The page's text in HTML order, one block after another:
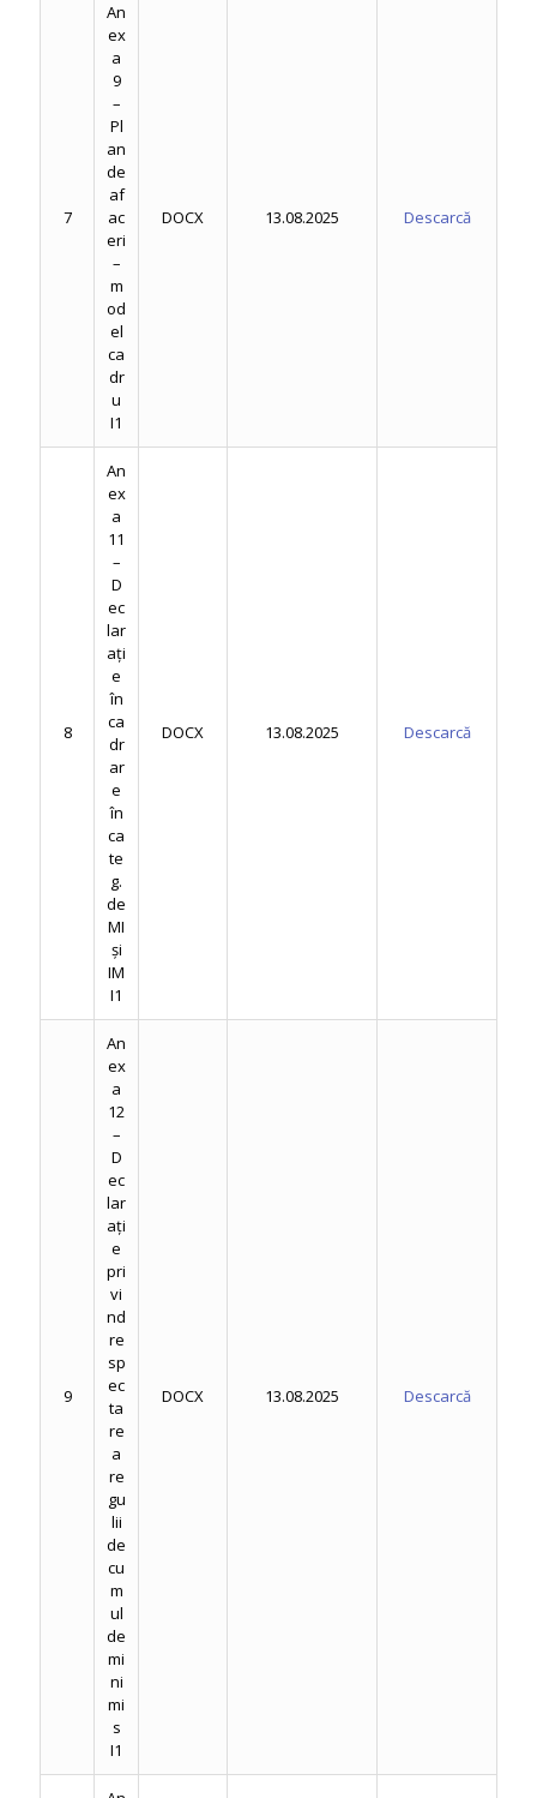
7
An
ex
a
9
–
Pl
an
de
af
ac
eri
–
m
od
el
ca
dr
u
I1
DOCX 13.08.2025 Descarcă
8
An
ex
a
11
–
D
ec
lar
ați
e
în
ca
dr
ar
e
în
ca
te
g.
de
MI
și
IM
I1
DOCX 13.08.2025 Descarcă
9
An
ex
a
12
–
D
ec
lar
ați
e
pri
vi
nd
re
sp
ec
ta
re
a
re
gu
lii
de
cu
m
ul
de
mi
ni
mi
s
I1
DOCX 13.08.2025 Descarcă